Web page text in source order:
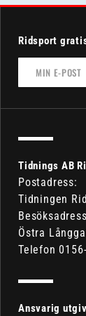
Ridsport
Tidnings AB
Postadress:
Tidningen
Östra
Telefon
Ansvarig